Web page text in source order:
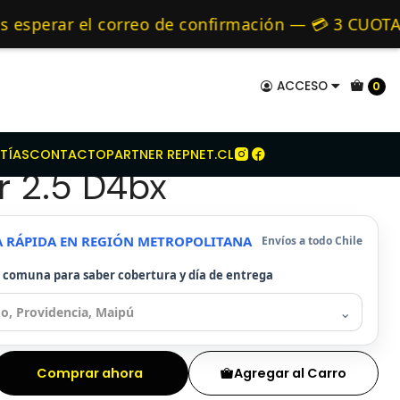
ACCESO 0
de confirmación — 💳 3 CUOTAS SIN
CONTACTOPARTNER REPNET.CL
de 24 hrs hábiles.
Kit Embrague Para Hyundai Porter 2.5 D4bx
🚚 Envíos diariamente a todo
Para Hyundai
2.5 D4bx
RÁPIDA EN REGIÓN METROPOLITANA Envíos a todo Chile
comuna para saber cobertura y día de entrega
⌄
Agregar al Carro
Comprar ahora